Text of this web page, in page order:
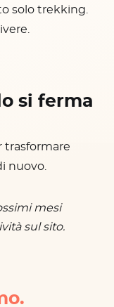
solo trekking.
si ferma
trasformare
nuovo.
mesi
sul sito.